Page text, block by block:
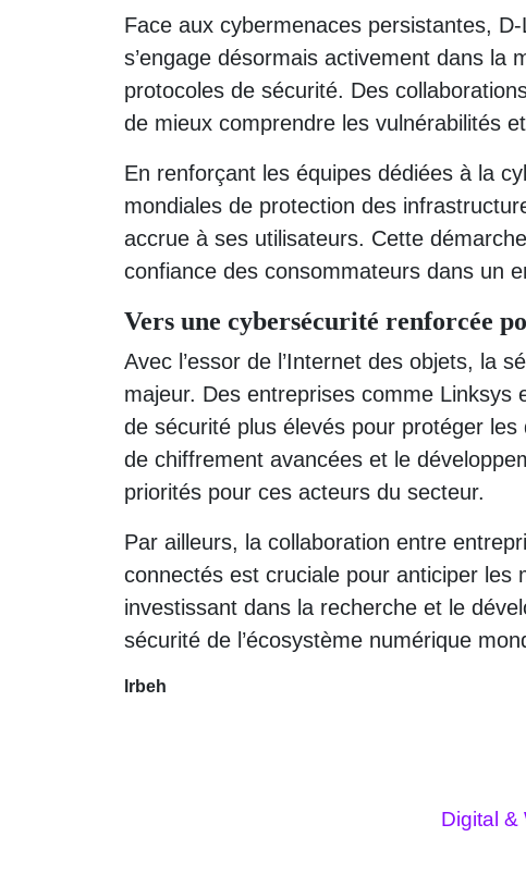
Face aux cybermenaces persistantes,
s’engage désormais activement dans la
protocoles de sécurité. Des
de mieux comprendre les vulnérabilités
En renforçant les équipes dédiées à la
mondiales de protection des
accrue à ses utilisateurs. Cette
confiance des consommateurs dans un
Vers une cybersécurité renforcée
Avec l’essor de l’Internet des objets, la
majeur. Des entreprises comme
de sécurité plus élevés pour protéger
de chiffrement avancées et le
priorités pour ces acteurs du secteur.
Par ailleurs, la collaboration entre
connectés est cruciale pour anticiper les
investissant dans la recherche et le
sécurité de l’écosystème numérique
lrbeh
Digital &